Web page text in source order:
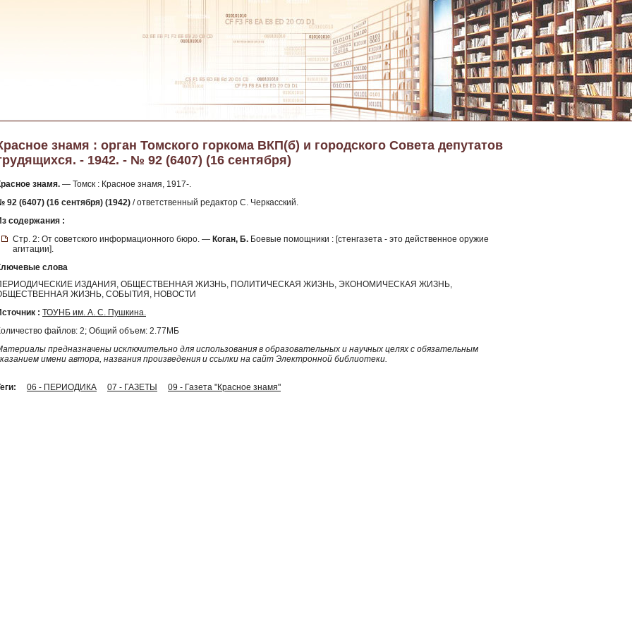
знамя : орган Томского горкома ВКП(б) и городского Совета депутатов
- 1942. - № 92 (6407) (16 сентября)
знамя. — Томск : Красное знамя, 1917-.
92 (6407) (16 сентября) (1942) / ответственный редактор С. Черкасский.
содержания :
Стр. 2: От советского информационного бюро. — Коган, Б. Боевые помощники : [стенгазета - это действенное оружие
агитации].
слова
ИЗДАНИЯ, ОБЩЕСТВЕННАЯ ЖИЗНЬ, ПОЛИТИЧЕСКАЯ ЖИЗНЬ, ЭКОНОМИЧЕСКАЯ ЖИЗНЬ,
ЖИЗНЬ, СОБЫТИЯ, НОВОСТИ
: ТОУНБ им. А. С. Пушкина.
файлов: 2; Общий объем: 2.77МБ
предназначены исключительно для использования в образовательных и научных целях с обязательным
имени автора, названия произведения и ссылки на сайт Электронной библиотеки.
06 - ПЕРИОДИКА 07 - ГАЗЕТЫ 09 - Газета "Красное знамя"